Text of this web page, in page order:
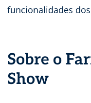
funcionalidades
Sobre o
Show